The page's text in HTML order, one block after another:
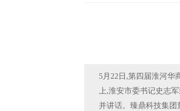
5月22日,第四届淮河华
上,淮安市委书记史志
并讲话。臻鼎科技集